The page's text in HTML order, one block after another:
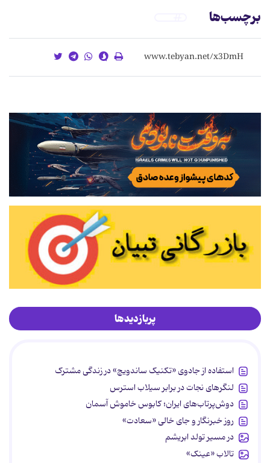
برچسب‌ها
پربازدیدها
استفاده از جادوی «تکنیک ساندویچ» در زندگی مشترک
لنگرهای نجات در برابر سیلاب استرس
دوش‌پرتاب‌های ایران؛ کابوس خاموش آسمان
روز خبرنگار و جای خالی «سعادت»
در مسیر تولد ابریشم
تالاب «عینک»